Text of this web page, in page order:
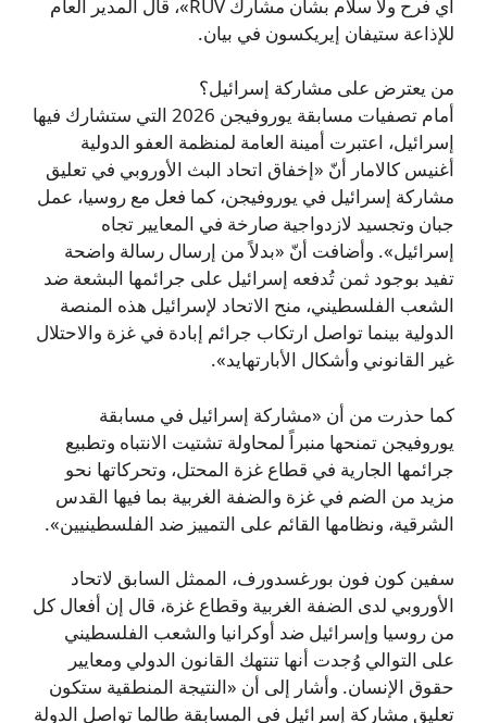
أي فرح ولا سلام بشأن مشارك RUV»، قال المدير العام
للإذاعة ستيفان إيريكسون في بيان.
من يعترض على مشاركة إسرائيل؟
أمام تصفيات مسابقة يوروفيجن 2026 التي ستشارك فيها
إسرائيل، اعتبرت أمينة العامة لمنظمة العفو الدولية
أغنيس كالامار أنّ «إخفاق اتحاد البث الأوروبي في تعليق
مشاركة إسرائيل في يوروفيجن، كما فعل مع روسيا، عمل
جبان وتجسيد لازدواجية صارخة في المعايير تجاه
إسرائيل». وأضافت أنّ «بدلاً من إرسال رسالة واضحة
تفيد بوجود ثمن تُدفعه إسرائيل على جرائمها البشعة ضد
الشعب الفلسطيني، منح الاتحاد لإسرائيل هذه المنصة
الدولية بينما تواصل ارتكاب جرائم إبادة في غزة والاحتلال
غير القانوني وأشكال الأبارتهايد».
كما حذرت من أن «مشاركة إسرائيل في مسابقة
يوروفيجن تمنحها منبراً لمحاولة تشتيت الانتباه وتطبيع
جرائمها الجارية في قطاع غزة المحتل، وتحركاتها نحو
مزيد من الضم في غزة والضفة الغربية بما فيها القدس
الشرقية، ونظامها القائم على التمييز ضد الفلسطينيين».
سفين كون فون بورغسدورف، الممثل السابق لاتحاد
الأوروبي لدى الضفة الغربية وقطاع غزة، قال إن أفعال كل
من روسيا وإسرائيل ضد أوكرانيا والشعب الفلسطيني
على التوالي وُجدت أنها تنتهك القانون الدولي ومعايير
حقوق الإنسان. وأشار إلى أن «النتيجة المنطقية ستكون
تعليق مشاركة إسرائيل في المسابقة طالما تواصل الدولة